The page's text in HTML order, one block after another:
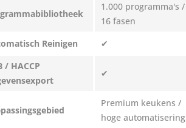
1.000 programma's /
16 fasen
Reinigen ✔
/ HACCP
✔
Premium keukens /
hoge automatisering